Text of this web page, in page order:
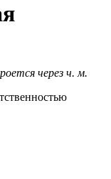
через ч. м.